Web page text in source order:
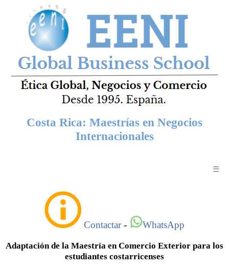
Costa Rica: Maestrías en Negocios
Internacionales
☰
Contactar- WhatsApp
Adaptación de la Maestría en Comercio Exterior para los
estudiantes costarricenses